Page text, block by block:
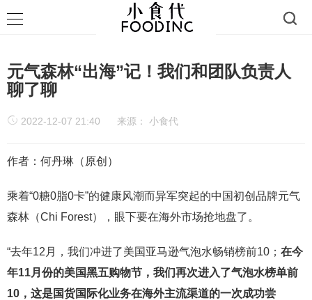
元气森林“出海”记！我们和团队负责人
聊了聊
2022-12-07 21:40 来源： 小食代
作者：何丹琳（原创）
乘着“0糖0脂0卡”的健康风潮而异军突起的中国初创品牌元气
森林（Chi Forest），眼下要在海外市场抢地盘了。
“去年12月，我们冲进了美国亚马逊气泡水畅销榜前10； 在今
年11月份的美国黑五购物节，我们再次进入了气泡水榜单前
10，这是国货国际化业务在海外主流渠道的一次成功尝